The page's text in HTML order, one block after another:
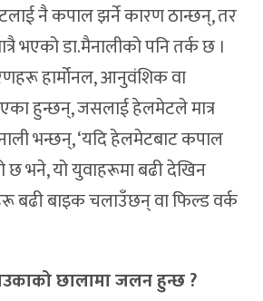
नै कपाल झर्ने कारण ठान्छन्, तर
भएको डा.मैनालीको पनि तर्क छ ।
हार्मोनल, आनुवंशिक वा
हुन्छन्, जसलाई हेलमेटले मात्र
भन्छन्, ‘यदि हेलमेटबाट कपाल
छ भने, यो युवाहरूमा बढी देखिन
बढी बाइक चलाउँछन् वा फिल्ड वर्क
छालामा जलन हुन्छ ?